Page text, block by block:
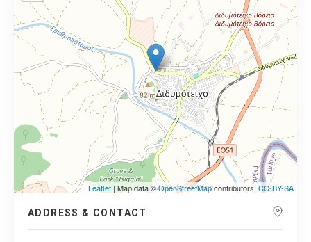
Leaflet | Map data ©OpenStreetMapcontributors, CC-BY-SA
ADDRESS & CONTACT